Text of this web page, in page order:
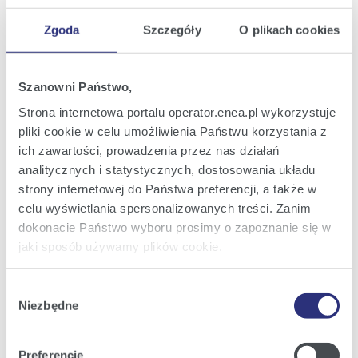
Zgoda Szczegóły O plikach cookies
Szanowni Państwo,
Strona internetowa portalu operator.enea.pl wykorzystuje
pliki cookie w celu umożliwienia Państwu korzystania z
ich zawartości, prowadzenia przez nas działań
analitycznych i statystycznych, dostosowania układu
strony internetowej do Państwa preferencji, a także w
celu wyświetlania spersonalizowanych treści. Zanim
dokonacie Państwo wyboru prosimy o zapoznanie się w
jaki sposób używamy plików cookie.
Państwo pod zakładkami obok oraz w naszej
Polityce
zgody
Niezbędne
Preferencje
Postępowania zakupowe
Zamówienia publiczne
Elektroniczna Platforma Zakupowa -
PILOTAŻ
Prekwalifikacja i certyfikacja
Inwestycje unijne
Państwowy Fundusz Celowy
Inwestycje dofinansowane z NFOŚiGW
Inwestycje dofinansowane z NFOŚiGW
Fundusz Modernizacyjny
Plan rozwoju Enea Operator na lata 2026-2031
Kontakt
Liczniki zdalnego odczytu